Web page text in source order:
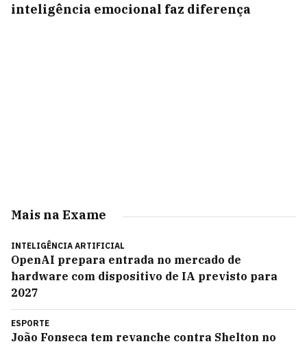
inteligência emocional faz diferença
Mais na Exame
INTELIGÊNCIA ARTIFICIAL
OpenAI prepara entrada no mercado de
hardware com dispositivo de IA previsto para
2027
ESPORTE
João Fonseca tem revanche contra Shelton no